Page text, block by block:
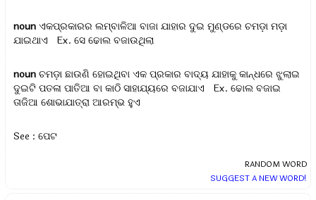
noun ଏକପ୍ରକାରର ଲମ୍ବାଳିଆ ବାଜା ଯାହାର ଦୁଇ ମୁଣ୍ଡରେ ଚମଡ଼ା ମଡ଼ା
ଯାଇଥାଏ Ex.ସେ ଢୋଲ ବଜାଉଥିଲା
noun ଚମଡ଼ା ଛାଉଣି ହୋଇଥିବା ଏକ ପ୍ରକାର ବାଦ୍ୟ ଯାହାକୁ କାନ୍ଧରେ ଝୁଲାଇ
ଦୁଇଟି ପତଳା ପାତିଆ ବା କାଠି ସାହାଯ୍ୟରେ ବଜାଯାଏ Ex.ଢୋଲ ବଜାଇ
ତାଜିଆ ଶୋଭାଯାତ୍ରା ଆରମ୍ଭ ହୁଏ
See : ପେଟ
RANDOM WORD
SUGGEST A NEW WORD!